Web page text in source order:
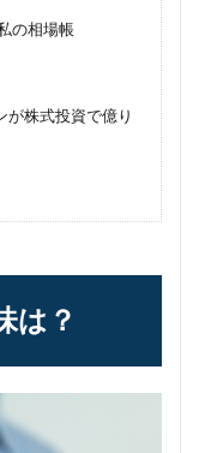
の相場帳
が株式投資で億り
は？